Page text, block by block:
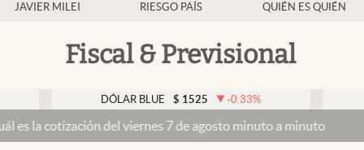
JAVIER MILEI RIESGO PAÍS QUIÉN ES QUIÉN
Fiscal & Previsional
DÓLAR BLUE $ 1525 -0.33 %
del viernes 7 de agosto minuto a minuto